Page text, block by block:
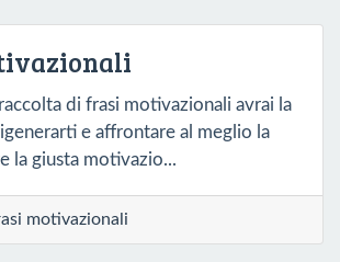
di frasi motivazionali avrai la
e affrontare al meglio la
la giusta motivazio...
motivazionali